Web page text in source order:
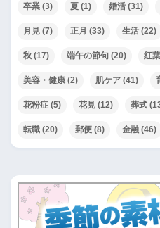
卒業 (3) 夏 (1) 婚活 (31)
月見 (7) 正月 (33) 生活 (22)
秋 (17) 端午の節句 (20) 紅葉
美容・健康 (2) 肌ケア (41)
花粉症 (5) 花見 (12) 葬式
転職 (20) 郵便 (8) 金融 (46)